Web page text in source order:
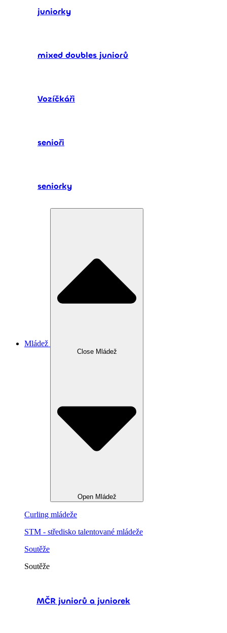
juniorky
mixed doubles juniorů
Vozíčkáři
senioři
seniorky
Mládež
Close Mládež
Open Mládež
Curling mládeže
STM - středisko talentované mládeže
Soutěže
Soutěže
MČR juniorů a juniorek